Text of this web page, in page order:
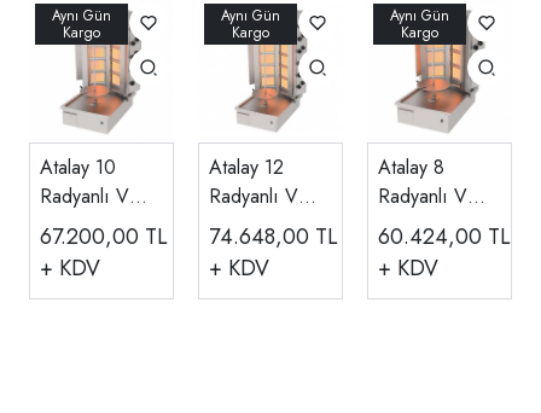
Atalay 10
Radyanlı V
Tipi Alttan
Motorlu Döner
Ocağı CE
67.200,00 TL
+ KDV
Atalay 12
Radyanlı V
Tipi Alttan
Motorlu Döner
Ocağı
74.648,00 TL
+ KDV
Atalay 8
Radyanlı V
Tipi Alttan
Motorlu Döner
Ocağı,
60.424,00 TL
+ KDV